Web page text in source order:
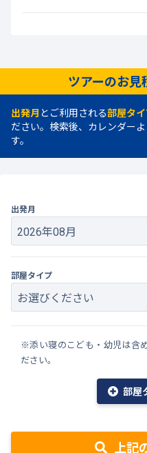
ツアーのお見
出発月 とご利用される部屋タ
ださい。検索後、カレンダー
す。
出発月
部屋タイプ
※添い寝のこども・幼児は含
ださい。
部屋
上記